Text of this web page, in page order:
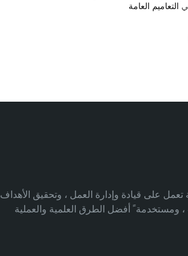
التعاميم العامة
على قيادة وإدارة العمل ، وتحقيق
ومستخدمة ً أفضل الطرق العلمية والعملية